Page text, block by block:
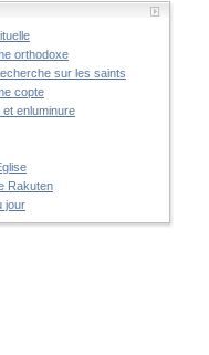
orthodoxe
sur les saints
copte
et enluminure
Rakuten
jour